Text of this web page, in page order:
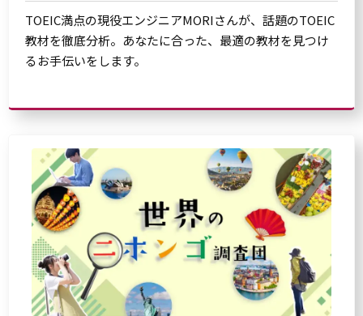
TOEIC満点の現役エンジニアMORIさんが、話題のTOEIC
教材を徹底分析。あなたに合った、最適の教材を見つけ
るお手伝いをします。